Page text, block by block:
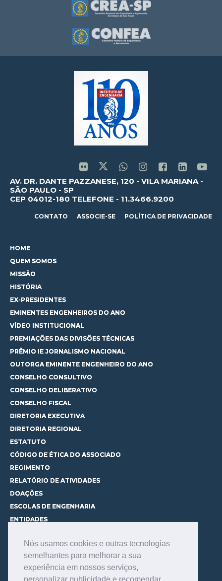
Nós usamos cookies e outras tecnologias
semelhantes para melhorar a sua
experiência em nossos serviços,
personalizar publicidade e recomendar
AV. DR. DANTE PAZZANESE, 120 - VILA MARIANA -
SÃO PAULO - SP
CEP 04012-180 TELEFONE - 11.3466.9200
CONTATO ASSOCIE-SE POLÍTICA DE PRIVACIDADE
HOME
QUEM SOMOS
MISSÃO
HISTÓRIA
EX-PRESIDENTES
EMINENTES ENGENHEIROS DO ANO
VÍDEO INSTITUCIONAL
PREMIAÇÕES DAS DIVISÕES TÉCNICAS
PRÊMIO IE JORNALISMO NACIONAL
OUTORGA EMINENTE ENGENHEIRO DO ANO
CONSELHO CONSULTIVO
CONSELHO DELIBERATIVO
CONSELHO FISCAL
DIRETORIA EXECUTIVA
DIRETORIA REGIONAL
ESTATUTO
CÓDIGO DE ÉTICA DO ASSOCIADO
REGIMENTO
RELATÓRIO DE ATIVIDADES
DOAÇÕES
ESCOLAS DE ENGENHARIA
ENTIDADES
CURSOS
CONHEÇA OS CURSOS
CENTRAL DE MENTORIA